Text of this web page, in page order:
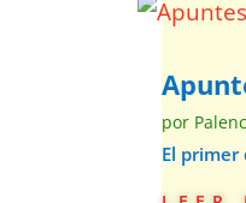
por
El primer